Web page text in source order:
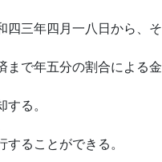
四三年四月一八日から、そ
まで年五分の割合による金
る。
ることができる。